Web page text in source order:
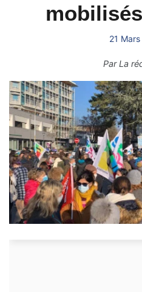
21
ParLa